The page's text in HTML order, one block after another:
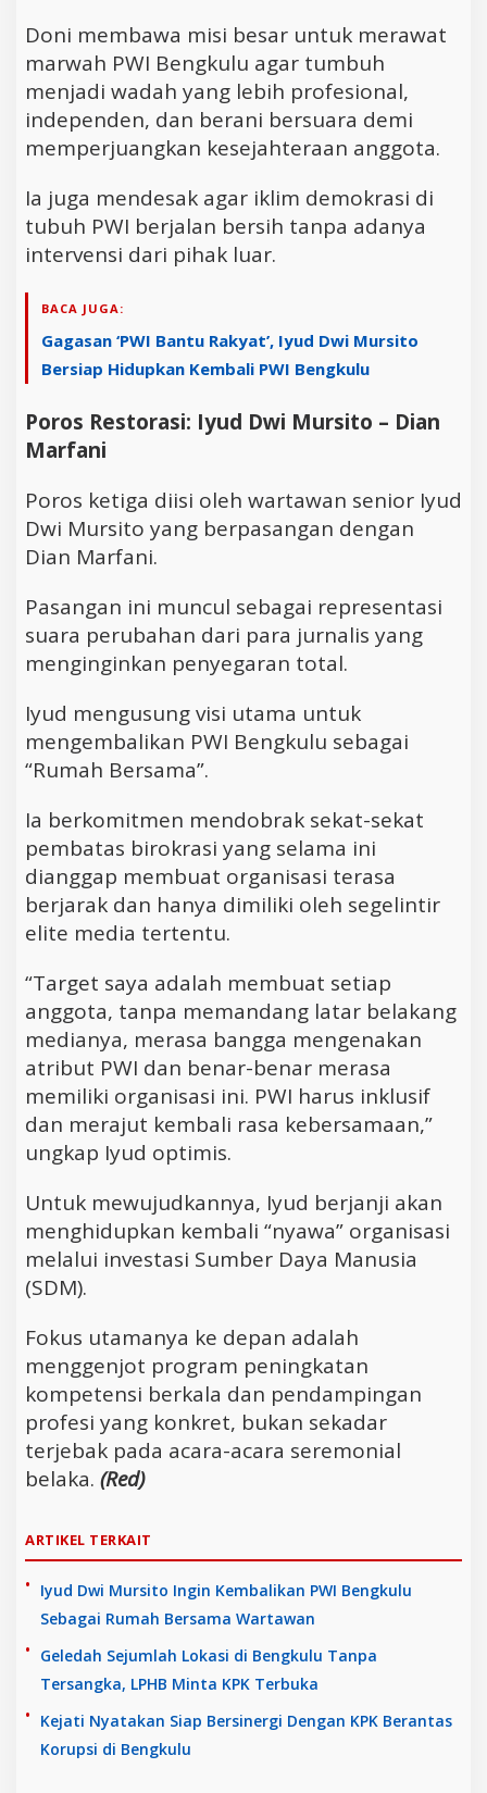
Doni membawa misi besar untuk merawat
marwah PWI Bengkulu agar tumbuh
menjadi wadah yang lebih profesional,
independen, dan berani bersuara demi
memperjuangkan kesejahteraan anggota.
Ia juga mendesak agar iklim demokrasi di
tubuh PWI berjalan bersih tanpa adanya
intervensi dari pihak luar.
BACA JUGA:
Gagasan ‘PWI Bantu Rakyat’, Iyud Dwi Mursito
Bersiap Hidupkan Kembali PWI Bengkulu
Poros Restorasi: Iyud Dwi Mursito – Dian
Marfani
Poros ketiga diisi oleh wartawan senior Iyud
Dwi Mursito yang berpasangan dengan
Dian Marfani.
Pasangan ini muncul sebagai representasi
suara perubahan dari para jurnalis yang
menginginkan penyegaran total.
Iyud mengusung visi utama untuk
mengembalikan PWI Bengkulu sebagai
“Rumah Bersama”.
Ia berkomitmen mendobrak sekat-sekat
pembatas birokrasi yang selama ini
dianggap membuat organisasi terasa
berjarak dan hanya dimiliki oleh segelintir
elite media tertentu.
“Target saya adalah membuat setiap
anggota, tanpa memandang latar belakang
medianya, merasa bangga mengenakan
atribut PWI dan benar-benar merasa
memiliki organisasi ini. PWI harus inklusif
dan merajut kembali rasa kebersamaan,”
ungkap Iyud optimis.
Untuk mewujudkannya, Iyud berjanji akan
menghidupkan kembali “nyawa” organisasi
melalui investasi Sumber Daya Manusia
(SDM).
Fokus utamanya ke depan adalah
menggenjot program peningkatan
kompetensi berkala dan pendampingan
profesi yang konkret, bukan sekadar
terjebak pada acara-acara seremonial
belaka. (Red)
ARTIKEL TERKAIT
Iyud Dwi Mursito Ingin Kembalikan PWI Bengkulu
Sebagai Rumah Bersama Wartawan
Geledah Sejumlah Lokasi di Bengkulu Tanpa
Tersangka, LPHB Minta KPK Terbuka
Kejati Nyatakan Siap Bersinergi Dengan KPK Berantas
Korupsi di Bengkulu